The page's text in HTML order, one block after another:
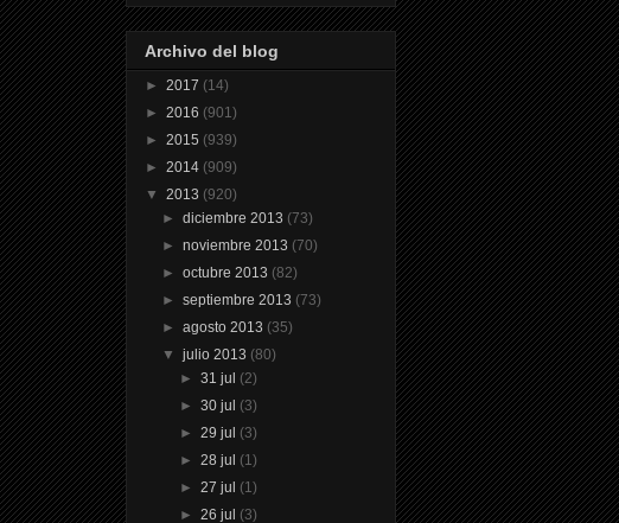
Archivo del blog
► 2017 (14)
► 2016 (901)
► 2015 (939)
► 2014 (909)
▼ 2013 (920)
►diciembre 2013 (73)
►noviembre 2013 (70)
►octubre 2013 (82)
►septiembre 2013 (73)
►agosto 2013 (35)
▼julio 2013 (80)
► 31 jul (2)
► 30 jul (3)
► 29 jul (3)
► 28 jul (1)
► 27 jul (1)
► 26 jul (3)